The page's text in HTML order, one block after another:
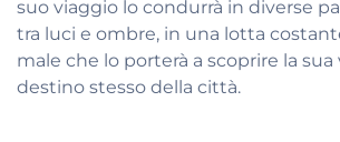
suo viaggio lo condurrà in diverse
tra luci e ombre, in una lotta
male che lo porterà a scoprire la sua
destino stesso della città.